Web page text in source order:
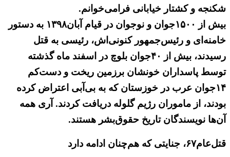
شکنجه و کشتار خیابانی فرامی‌خوانم.
بیش از ۱۵۰۰جوان و نوجوان در قیام آبان۱۳۹۸ به دستور
خامنه‌ای و رئیس‌جمهور کنونی‌اش، رئیسی به قتل
رسیدند، بیش از ۴۰جوان بلوچ در اسفند ماه گذشته
توسط پاسداران خونشان برزمین ریخت و دست‌کم
۱۴جوان عرب در خوزستان که به بی‌آبی اعتراض کرده
بودند، از ماموران رژیم گلوله دریافت کردند. آری همه
آن‌ها نویسندگان تاریخ حقوق‌بشر هستند.
قتل‌عام۶۷، جنایتی که هم‌چنان ادامه دارد